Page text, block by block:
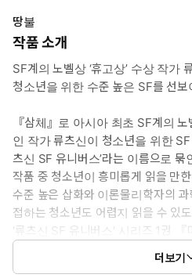
땅불
작품 소개
SF계의 노벨상 ‘휴고상’ 수상 작가
청소년을 위한 수준 높은 SF를 선보
『삼체』로 아시아 최초 SF계의
인 작가 류츠신이 청소년을 위한
츠신 SF 유니버스’라는 이름으로
작품 중 청소년이 흥미롭게 읽을 만
수준 높은 삽화와 이론물리학자의
접하는 청소년도 어렵지 읽을 수 있
‘류츠신 SF 유니버스’ 시리즈 1권 『
뷔작 「고래의 노래」를 비롯해, 비
「위안위안의 비눗방울」, 류츠신의
더보기